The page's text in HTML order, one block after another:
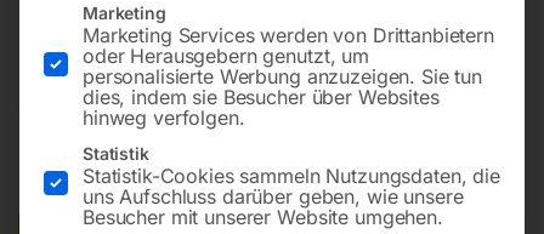
150mm (79 103 40)
132,00
inkl. MwSt. zzgl.Versandkosten
Lieferzeit:ca. 2 - 3 Tage
Marketing
Marketing Services werden von Drittanbietern
oder Herausgebern genutzt, um
personalisierte Werbung anzuzeigen. Sie tun
dies, indem sie Besucher über Websites
hinweg verfolgen.
Statistik
Statistik-Cookies sammeln Nutzungsdaten, die
uns Aufschluss darüber geben, wie unsere
Besucher mit unserer Website umgehen.